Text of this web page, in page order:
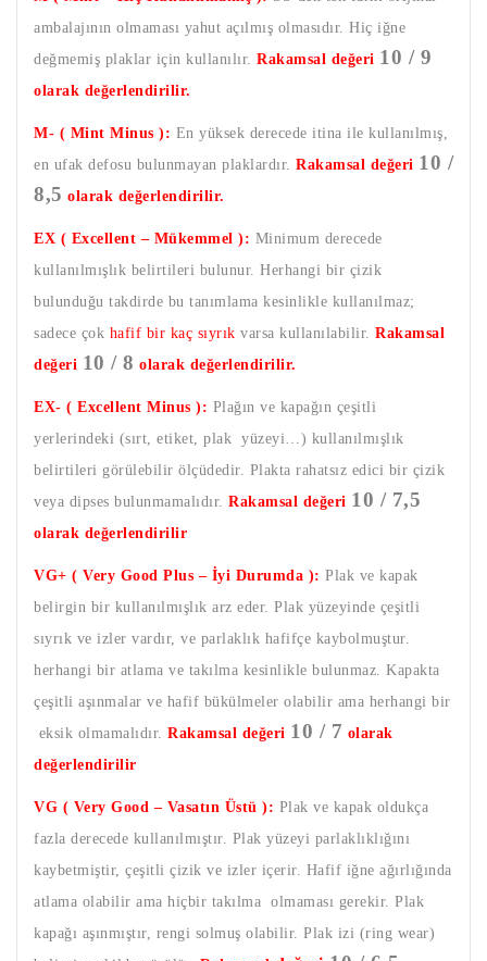
ambalajının olmaması yahut açılmış olmasıdır. Hiç iğne
değmemiş plaklar için kullanılır. Rakamsal değeri 10 / 9
olarak değerlendirilir.
M- ( Mint Minus ): En yüksek derecede itina ile kullanılmış,
en ufak defosu bulunmayan plaklardır. Rakamsal değeri 10 /
8,5 olarak değerlendirilir.
EX ( Excellent – Mükemmel ): Minimum derecede
kullanılmışlık belirtileri bulunur. Herhangi bir çizik
bulunduğu takdirde bu tanımlama kesinlikle kullanılmaz;
sadece çok hafif bir kaç sıyrık varsa kullanılabilir. Rakamsal
değeri 10 / 8 olarak değerlendirilir.
EX- ( Excellent Minus ): Plağın ve kapağın çeşitli
yerlerindeki (sırt, etiket, plak yüzeyi…) kullanılmışlık
belirtileri görülebilir ölçüdedir. Plakta rahatsız edici bir çizik
veya dipses bulunmamalıdır. Rakamsal değeri 10 / 7,5
olarak değerlendirilir
VG+ ( Very Good Plus – İyi Durumda ): Plak ve kapak
belirgin bir kullanılmışlık arz eder. Plak yüzeyinde çeşitli
sıyrık ve izler vardır, ve parlaklık hafifçe kaybolmuştur.
herhangi bir atlama ve takılma kesinlikle bulunmaz. Kapakta
çeşitli aşınmalar ve hafif bükülmeler olabilir ama herhangi bir
eksik olmamalıdır. Rakamsal değeri 10 / 7 olarak
değerlendirilir
VG ( Very Good – Vasatın Üstü ): Plak ve kapak oldukça
fazla derecede kullanılmıştır. Plak yüzeyi parlaklıklığını
kaybetmiştir, çeşitli çizik ve izler içerir. Hafif iğne ağırlığında
atlama olabilir ama hiçbir takılma olmaması gerekir. Plak
kapağı aşınmıştır, rengi solmuş olabilir. Plak izi (ring wear)